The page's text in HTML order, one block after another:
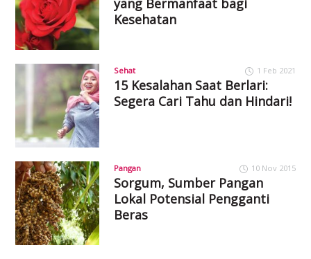
yang Bermanfaat bagi
Kesehatan
Sehat 1 Feb 2021
15 Kesalahan Saat Berlari:
Segera Cari Tahu dan Hindari!
Pangan 10 Nov 2015
Sorgum, Sumber Pangan
Lokal Potensial Pengganti
Beras